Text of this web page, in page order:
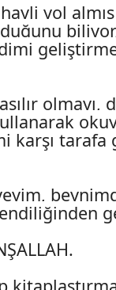
yol
olmayı,
karşı